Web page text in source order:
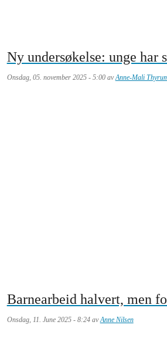
Ny undersøkelse: unge har
Onsdag, 05. november 2025 - 5:00 avAnne-Mali
Barnearbeid halvert, men
Onsdag, 11. June 2025 - 8:24 avAnne Nilsen